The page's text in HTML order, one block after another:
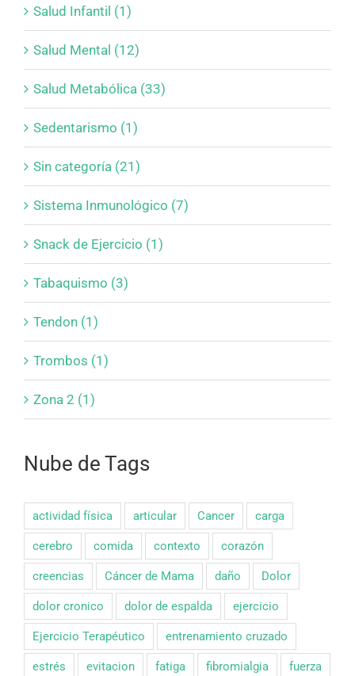
Salud Infantil (1)
Salud Mental (12)
Salud Metabólica (33)
Sedentarismo (1)
Sin categoría (21)
Sistema Inmunológico (7)
Snack de Ejercicio (1)
Tabaquismo (3)
Tendon (1)
Trombos (1)
Zona 2 (1)
Nube de Tags
actividad física articular Cancer carga
cerebro comida contexto corazón
creencias Cáncer de Mama daño Dolor
dolor cronico dolor de espalda ejercicio
Ejercicio Terapéutico entrenamiento cruzado
estrés evitacion fatiga fibromialgia fuerza